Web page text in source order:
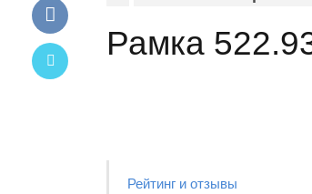
Рамка
Рейтинг и отзывы